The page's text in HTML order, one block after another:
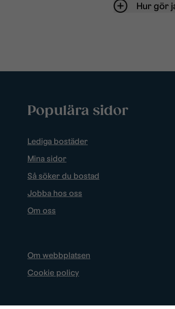
Hur gör
Populära sidor
Lediga bostäder
Mina sidor
Så söker du bostad
Jobba hos oss
Om oss
Om webbplatsen
Cookie policy